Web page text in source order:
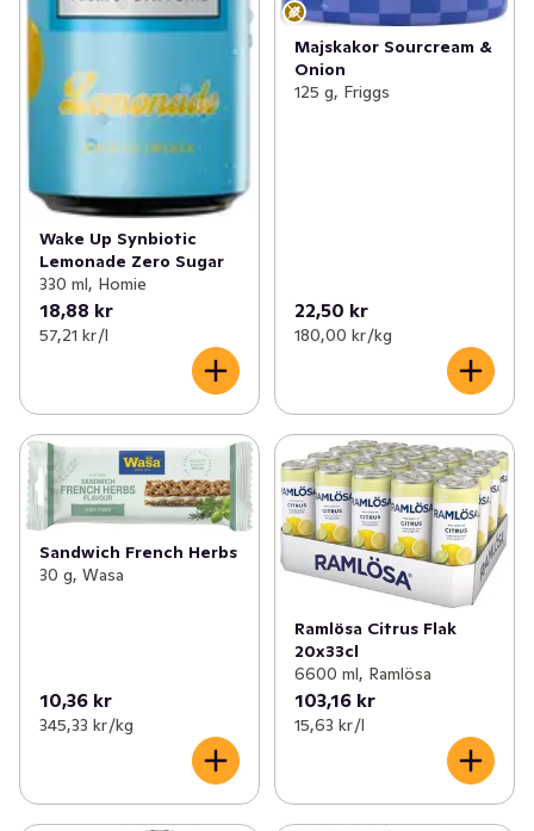
Wake Up Synbiotic
Lemonade Zero Sugar
330 ml, Homie
18,88 kr
57,21 kr /l
Majskakor Sourcream &
Onion
125 g, Friggs
22,50 kr
180,00 kr /kg
Sandwich French Herbs
30 g, Wasa
10,36 kr
345,33 kr /kg
Ramlösa Citrus Flak
20x33cl
6600 ml, Ramlösa
103,16 kr
15,63 kr /l